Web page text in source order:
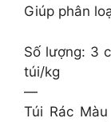
Giúp phân
Số lượng: 3
túi/kg
—
Túi Rác